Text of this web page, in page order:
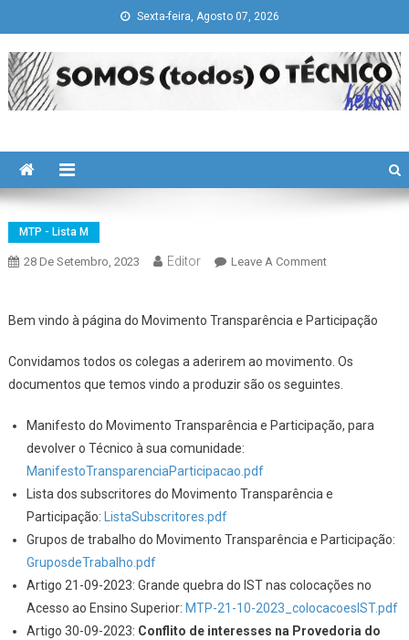
to
content
Sexta-feira, Agosto 07, 2026
MTP - Lista M
28 De Setembro, 2023 Editor Leave A CommentOn
E
Bem vindo à página do Movimento Transparência e Participação
Convidamos todos os colegas a aderirem ao movimento. Os
documentos que temos vindo a produzir são os seguintes.
Manifesto do Movimento Transparência e Participação, para
devolver o Técnico à sua comunidade:
ManifestoTransparenciaParticipacao.pdf
Lista dos subscritores do Movimento Transparência e
Participação: ListaSubscritores.pdf
Grupos de trabalho do Movimento Transparência e Participação:
GruposdeTrabalho.pdf
Artigo 21-09-2023: Grande quebra do IST nas colocações no
Acesso ao Ensino Superior: MTP-21-10-2023_colocacoesIST.pdf
Artigo 30-09-2023: Conflito de interesses na Provedoria do